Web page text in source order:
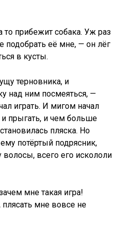
прибежит собака. Уж раз
подобрать её мне, — он лёг
в кусты.
терновника, и
над ним посмеяться, —
играть. И мигом начал
прыгать, и чем больше
пляска. Но
потёртый подрясник,
волосы, всего его искололи
мне такая игра!
плясать мне вовсе не